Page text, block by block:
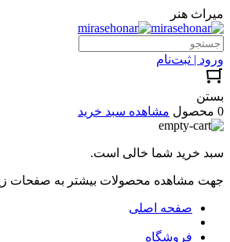
میراث هنر
ورود | ثبت‌نام
بستن
0 محصول
مشاهده سبد خرید
سبد خرید شما خالی است.
جهت مشاهده محصولات بیشتر به صفحات
صفحه اصلی
فروشگاه